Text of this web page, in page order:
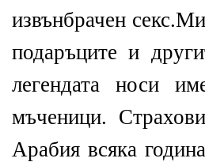
извънбрачен
подаръците и
легендата носи
мъченици.
Арабия всяка година